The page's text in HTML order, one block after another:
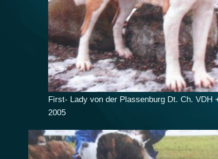
First- Lady von der Plassenburg Dt. Ch. VDH
2005